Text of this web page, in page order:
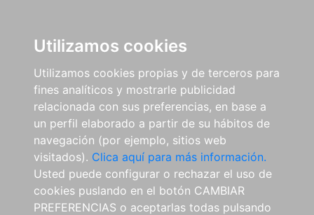
Utilizamos cookies
Utilizamos cookies propias y de terceros para
fines analíticos y mostrarle publicidad
relacionada con sus preferencias, en base a
un perfil elaborado a partir de su hábitos de
navegación (por ejemplo, sitios web
visitados). Clica aquí para más información.
Usted puede configurar o rechazar el uso de
cookies puslando en el botón CAMBIAR
PREFERENCIAS o aceptarlas todas pulsando